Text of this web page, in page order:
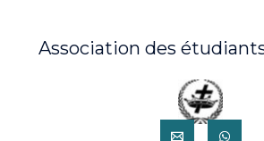
Association des